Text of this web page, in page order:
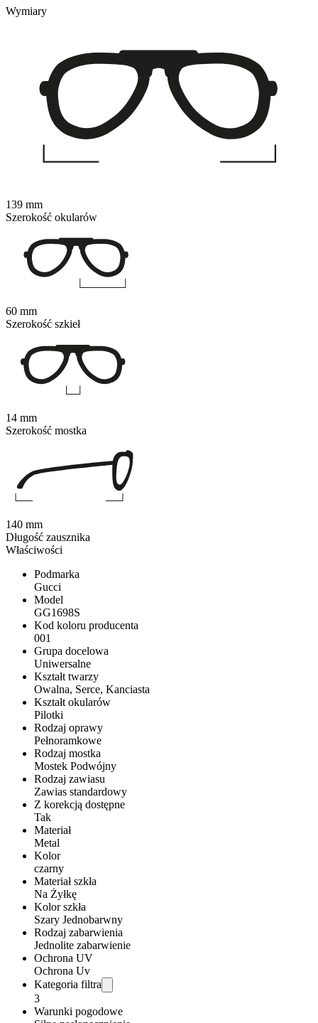
Właściwości
Podmarka
Gucci
Model
GG1698S
Kod koloru producenta
001
Grupa docelowa
Uniwersalne
Kształt twarzy
Owalna, Serce, Kanciasta
Kształt okularów
Pilotki
Rodzaj oprawy
Pełnoramkowe
Rodzaj mostka
Mostek Podwójny
Rodzaj zawiasu
Zawias standardowy
Z korekcją dostępne
Tak
Materiał
Metal
Kolor
czarny
Materiał szkła
Na Żyłkę
Kolor szkła
Szary Jednobarwny
Rodzaj zabarwienia
Jednolite zabarwienie
Ochrona UV
Ochrona Uv
Kategoria filtra
3
Warunki pogodowe
Wymiary
139 mm
Szerokość okularów
60 mm
Szerokość szkieł
14 mm
Szerokość mostka
140 mm
Długość zausznika